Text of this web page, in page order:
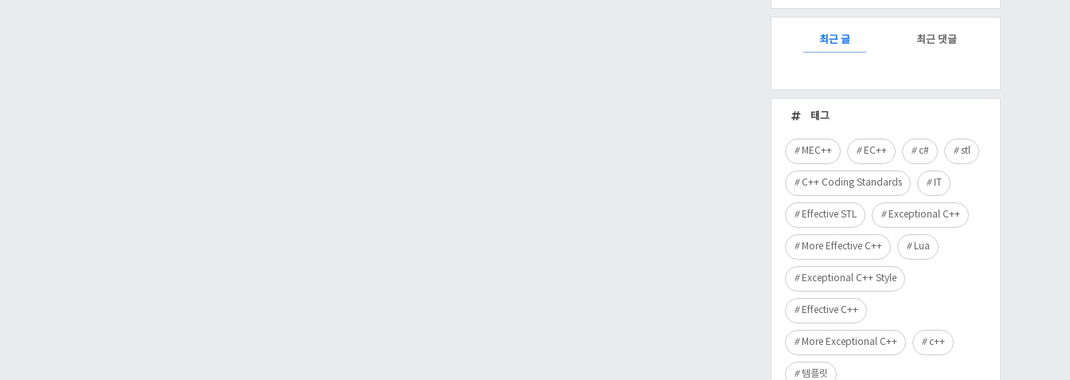
RECENTLY최근 글 최근 댓글
근
글
태그
MEC++ EC++ c# stl
C++ Coding Standards IT
Effective STL Exceptional C++
More Effective C++ Lua
Exceptional C++ Style
Effective C++
More Exceptional C++ c++
템플릿